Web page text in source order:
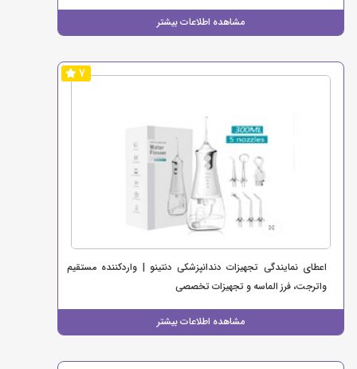
مشاهده اطلاعات بیشتر
7
اعطای نمایندگی تجهیزات دندانپزشکی دنتینو | واردکننده مستقیم
واترجت، فرز الماسه و تجهیزات تخصصی
مشاهده اطلاعات بیشتر